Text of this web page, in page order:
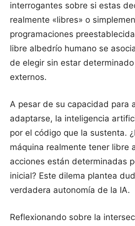
interrogantes sobre si estas
realmente «libres» o
programaciones
libre albedrío humano se
de elegir sin estar
externos.
A pesar de su capacidad para
adaptarse, la inteligencia
por el código que la sustenta.
máquina realmente tener libre
acciones están determinadas
inicial? Este dilema plantea
verdadera autonomía de la IA.
Reflexionando sobre la